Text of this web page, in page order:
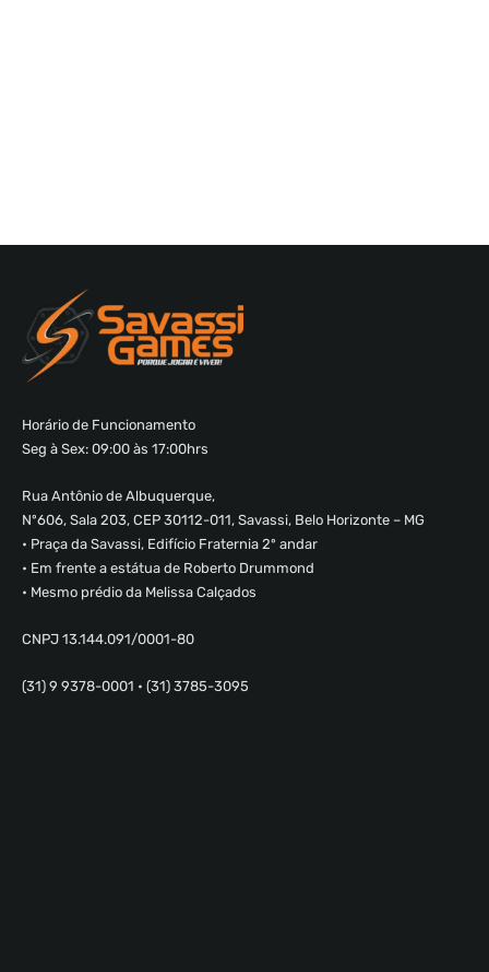
Horário de Funcionamento
Seg à Sex: 09:00 às 17:00hrs
Rua Antônio de Albuquerque,
Nº606, Sala 203, CEP 30112-011, Savassi, Belo Horizonte – MG
• Praça da Savassi, Edifício Fraternia 2º andar
• Em frente a estátua de Roberto Drummond
• Mesmo prédio da Melissa Calçados
CNPJ 13.144.091/0001-80
(31) 9 9378-0001 • (31) 3785-3095